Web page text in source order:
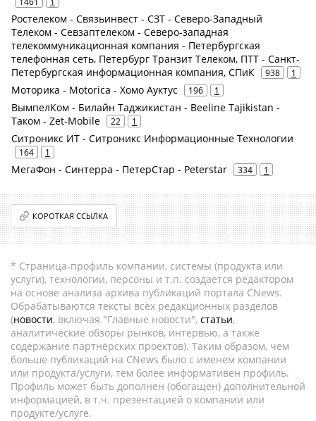
Ростелеком - Связьинвест - СЗТ - Северо-Западный
Телеком - Севзаптелеком - Северо-западная
телекоммуникационная компания - Петербургская
телефонная сеть, Петербург Транзит Телеком, ПТТ - Санкт-
Петербургская информационная компания, СПиК
938 1
Моторика - Motorica - Хомо Ауктус 196 1
ВымпелКом - Билайн Таджикистан - Beeline Tajikistan -
Таком - Zet-Mobile
22 1
Ситроникс ИТ - Ситроникс Информационные Технологии
164 1
МегаФон - Синтерра - ПетерСтар - Peterstar 334 1
КОРОТКАЯ ССЫЛКА
* Страница-профиль компании, системы (продукта или
услуги), технологии, персоны и т.п. создается редактором
на основе анализа архива публикаций портала CNews.
Обрабатываются тексты всех редакционных разделов
(новости, включая "Главные новости", статьи,
аналитические обзоры рынков, интервью, а также
содержание партнёрских проектов). Таким образом, чем
больше публикаций на CNews было с именем компании
или продукта/услуги, тем более информативен профиль.
Профиль может быть дополнен (обогащен) дополнительной
информацией, в т.ч. презентацией о компании или
продукте/услуге.